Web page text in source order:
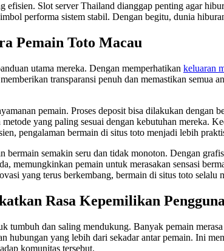
Slot server Thailand dianggap penting agar
performa sistem stabil. Dengan begitu, dunia
Pemain Toto Macau
utama mereka. Dengan memperhatikan keluaran
transparansi penuh dan memastikan
pemain. Proses deposit bisa dilakukan dengan
yang paling sesuai dengan kebutuhan mereka.
pengalaman bermain di situs toto menjadi lebih
bermain semakin seru dan tidak monoton. Dengan
memungkinkan pemain untuk merasakan sensasi
yang terus berkembang, bermain di situs toto selalu
Rasa Kepemilikan Pengguna
tumbuh dan saling mendukung. Banyak pemain
yang lebih dari sekadar antar pemain. Ini
komunitas tersebut.